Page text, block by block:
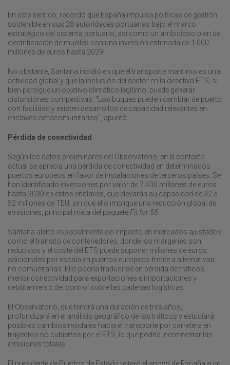
En este sentido, recordó que España impulsa políticas de gestión
sostenible en sus 28 autoridades portuarias bajo el marco
estratégico del sistema portuario, así como un ambicioso plan de
electrificación de muelles con una inversión estimada de 1.000
millones de euros hasta 2029.
No obstante, Santana incidió en que el transporte marítimo es una
actividad global y que la inclusión del sector en la directiva ETS, si
bien persigue un objetivo climático legítimo, puede generar
distorsiones competitivas. “Los buques pueden cambiar de puerto
con facilidad y existen desarrollos de capacidad relevantes en
enclaves extracomunitarios”, apuntó.
Pérdida de conectividad
Según los datos preliminares del Observatorio, en el contexto
actual se aprecia una pérdida de conectividad en determinados
puertos europeos en favor de instalaciones de terceros países. Se
han identificado inversiones por valor de 7.400 millones de euros
hasta 2030 en estos enclaves, que elevarán su capacidad de 32 a
52 millones de TEU, sin que ello implique una reducción global de
emisiones, principal meta del paquete Fit for 55
Santana alertó especialmente del impacto en mercados ajustados
como el tránsito de contenedores, donde los márgenes son
reducidos y el coste del ETS puede suponer millones de euros
adicionales por escala en puertos europeos frente a alternativas
no comunitarias. Ello podría traducirse en pérdida de tráficos,
menor conectividad para exportaciones e importaciones y
debilitamiento del control sobre las cadenas logísticas.
El Observatorio, que tendrá una duración de tres años,
profundizará en el análisis geográfico de los tráficos y estudiará
posibles cambios modales hacia el transporte por carretera en
trayectos no cubiertos por el ETS, lo que podría incrementar las
emisiones totales.
El presidente de Puertos de Estado reiteró el apoyo de España a un